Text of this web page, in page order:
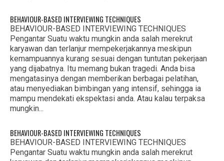
BEHAVIOUR-BASED INTERVIEWING TECHNIQUES
BEHAVIOUR-BASED INTERVIEWING TECHNIQUES
Pengantar Suatu waktu mungkin anda salah merekrut
karyawan dan terlanjur mempekerjakannya meskipun
kemampuannya kurang sesuai dengan tuntutan pekerjaan
yang dijabatnya. Itu memang bukan tragedi. Anda bisa
mengatasinya dengan memberikan berbagai pelatihan,
atau menyediakan bimbingan yang intensif, sehingga ia
mampu mendekati ekspektasi anda. Atau kalau terpaksa
mungkin...
BEHAVIOUR-BASED INTERVIEWING TECHNIQUES
BEHAVIOUR-BASED INTERVIEWING TECHNIQUES
Pengantar Suatu waktu mungkin anda salah merekrut